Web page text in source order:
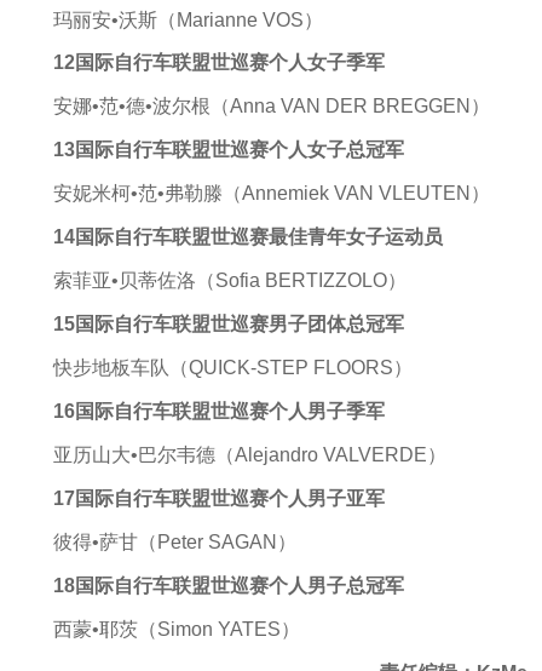
玛丽安•沃斯（Marianne VOS）
12国际自行车联盟世巡赛个人女子季军
安娜•范•德•波尔根（Anna VAN DER BREGGEN）
13国际自行车联盟世巡赛个人女子总冠军
安妮米柯•范•弗勒滕（Annemiek VAN VLEUTEN）
14国际自行车联盟世巡赛最佳青年女子运动员
索菲亚•贝蒂佐洛（Sofia BERTIZZOLO）
15国际自行车联盟世巡赛男子团体总冠军
快步地板车队（QUICK-STEP FLOORS）
16国际自行车联盟世巡赛个人男子季军
亚历山大•巴尔韦德（Alejandro VALVERDE）
17国际自行车联盟世巡赛个人男子亚军
彼得•萨甘（Peter SAGAN）
18国际自行车联盟世巡赛个人男子总冠军
西蒙•耶茨（Simon YATES）